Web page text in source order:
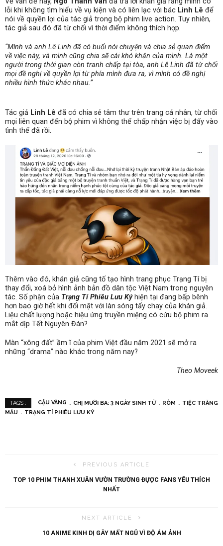
lỗi khi không tìm hiểu về vụ kiện và có liên lạc với bác Linh Lê để
nói về quyền lợi của tác giả trong bộ phim live action. Tuy nhiên,
tác giả sau đó đã từ chối vì thời điểm không thích hợp.
“Mình và anh Lê Linh đã có buổi nói chuyện và chia sẻ quan điểm
về việc này, và mình cũng chia sẽ cái khó khăn của mình. Là một
người trong thời gian còn tranh chấp tại tòa, anh Lê Linh đã từ chối
mọi đề nghị về quyền lợi từ phía mình đưa ra, vì mình có đề nghị
nhiều hình thức khác nhau.”
Tác giả Linh Lê đã có chia sẻ tâm thư trên trang cá nhân, từ chối
mọi liên quan đến bộ phim vì không thể chấp nhận việc bị đẩy vào
tình thế đã rồi.
Thêm vào đó, khán giả cũng tố tạo hình trang phục Trạng Tí bị
thay đổi, xoá bỏ hình ảnh bản đồ dân tộc Việt Nam trong nguyên
tác. Số phận của Trạng Tí Phiêu Lưu Ký hiện tại đang bấp bênh
hơn bao giờ hết khi đối mặt với làn sóng tẩy chay của khán giả.
Liệu chất lượng hoặc hiệu ứng truyền miệng có cứu bộ phim ra
mắt dịp Tết Nguyên Đán?
Màn “xông đất” ầm ĩ của phim Việt đầu năm 2021 sẽ mở ra
những “drama” nào khác trong năm nay?
Theo Moveek
TAGS : CẬU VÀNG CHỊ MƯỜI BA: 3 NGÀY SINH TỬ RÒM
TIỆC TRĂNG
MÁU
TRẠNG TÍ PHIÊU LƯU KÝ
PREVIOUS ARTICLE
TOP 10 PHIM THANH XUÂN VƯỜN TRƯỜNG ĐỰỢC FANS YÊU THÍCH
NHẤT
NEXT ARTICLE
10 ANIME KINH DỊ GÂY MẤT NGỦ VÌ ĐỘ ÁM ẢNH